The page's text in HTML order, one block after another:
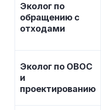
Эколог по
обращению с
отходами
Эколог по ОВОС
и
проектированию